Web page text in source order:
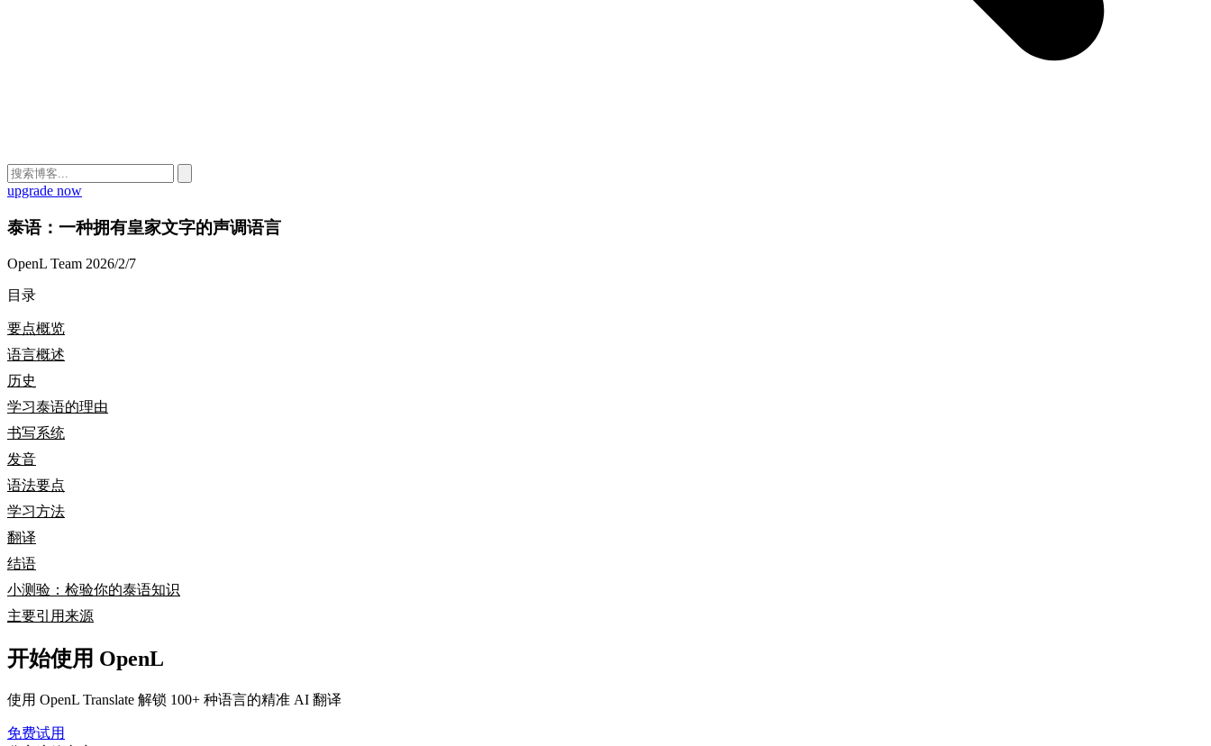
upgrade now
泰语：一种拥有皇家文字的声调语言
OpenL Team 2026/2/7
目录
要点概览
语言概述
历史
学习泰语的理由
书写系统
发音
语法要点
学习方法
翻译
结语
小测验：检验你的泰语知识
主要引用来源
开始使用 OpenL
使用 OpenL Translate 解锁 100+ 种语言的精准 AI 翻译
免费试用